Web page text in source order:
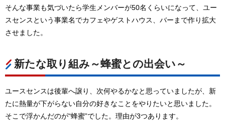
そんな事業も気づいたら学生メンバーが50名くらいになって、ユー
スセンスという事業名でカフェやゲストハウス、バーまで作り拡大
させました。
新たな取り組み～蜂蜜との出会い～
ユースセンスは後輩へ譲り、次何やるかなと思っていましたが、新
たに熱量が下がらない自分の好きなことをやりたいと思いました。
そこで浮かんだのが“蜂蜜”でした。理由が3つあります。